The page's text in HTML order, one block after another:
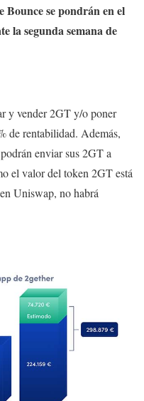
Bounce se pondrán en el
la segunda semana de
y vender 2GT y/o poner
de rentabilidad. Además,
enviar sus 2GT a
el valor del token 2GT está
Uniswap, no habrá